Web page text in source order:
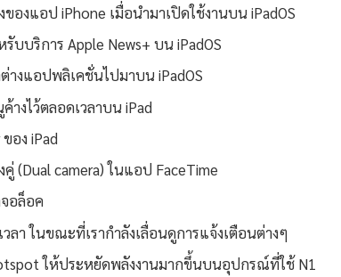
องแอป iPhone เมื่อนำมาเปิดใช้งานบน iPadOS
บบริการ Apple News+ บน iPadOS
างแอปพลิเคชั่นไปมาบน iPadOS
างไว้ตลอดเวลาบน iPad
อง iPad
(Dual camera) ในแอป FaceTime
อล็อค
ลา ในขณะที่เรากำลังเลื่อนดูการแจ้งเตือนต่างๆ
ให้ประหยัดพลังงานมากขึ้นบนอุปกรณ์ที่ใช้ N1